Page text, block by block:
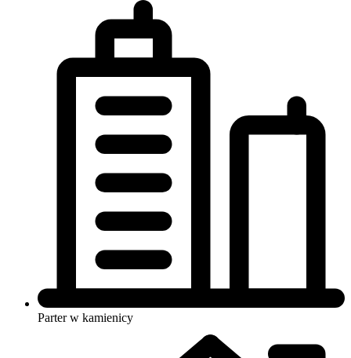
Parter w kamienicy